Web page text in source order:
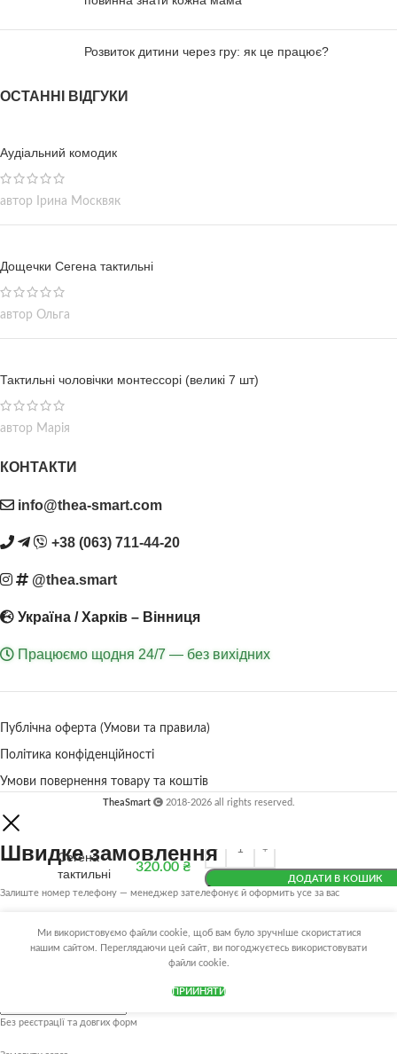
Розвиток дитини через гру: як це працює?
ОСТАННІ ВІДГУКИ
Аудіальний комодик
автор Ірина Москвяк
Дощечки Сегена тактильні
автор Ольга
Тактильні чоловічки монтессорі (великі 7 шт)
автор Марія
КОНТАКТИ
info@thea-smart.com
+38 (063) 711-44-20
@thea.smart
Україна / Харків – Вінниця
Працюємо щодня 24/7 — без вихідних
Публічна оферта (Умови та правила)
Політика конфіденційності
Умови повернення товару та коштів
TheaSmart 2018-2026 all rights reserved.
Ми використовуємо файли cookie, щоб вам було зручніше скористатися
нашим сайтом. Переглядаючи цей сайт, ви погоджуєтесь використовувати
файли cookie.
ПРИЙНЯТИ
Сегена
тактильні
320.00₴
ДОДАТИ В КОШИК
Купити в 1 клік
Швидке замовлення
Залиште номер телефону — менеджер зателефонує й оформить усе за вас
Без реєстрації та довгих форм